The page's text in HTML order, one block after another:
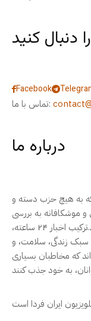
دنبال کنید
Facebook
تماس با ما:
درباره ما
به هیچ حزب دسته و
و موشکافانه به بررسی
مهمترین رویدادهای ایران و خاورمیانه می پردازد.ترکیب اخبار ۲۴ ساعته،
سبک زندگی، سلامت، و
که مخاطبان بسیاری